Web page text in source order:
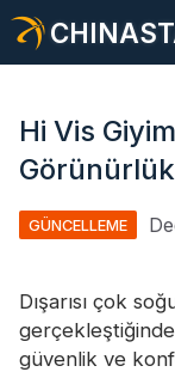
Güvenlik
Karanlıkta
Hi Vis
GÜNCELLEME
Dışarısı çok
güvenlik ve